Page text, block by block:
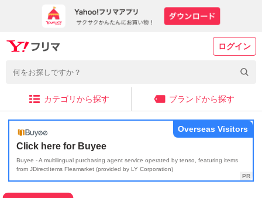
ログイン
カテゴリから探す ブランドから探す
Click here for Buyee
Buyee - A multilingual purchasing agent service operated by tenso, featuring items
from JDirectItems Fleamarket (provided by LY Corporation)
Overseas Visitors